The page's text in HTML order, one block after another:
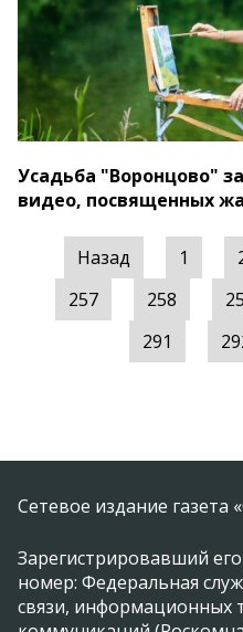
Усадьба "Воронцово"
видео, посвященных
Назад 1
257
258
291
Сетевое издание газета
Зарегистрировавший
номер: Федеральная
связи, информационных